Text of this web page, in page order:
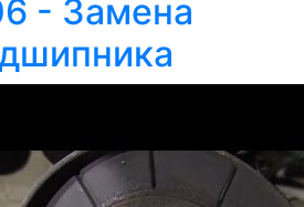
- Замена